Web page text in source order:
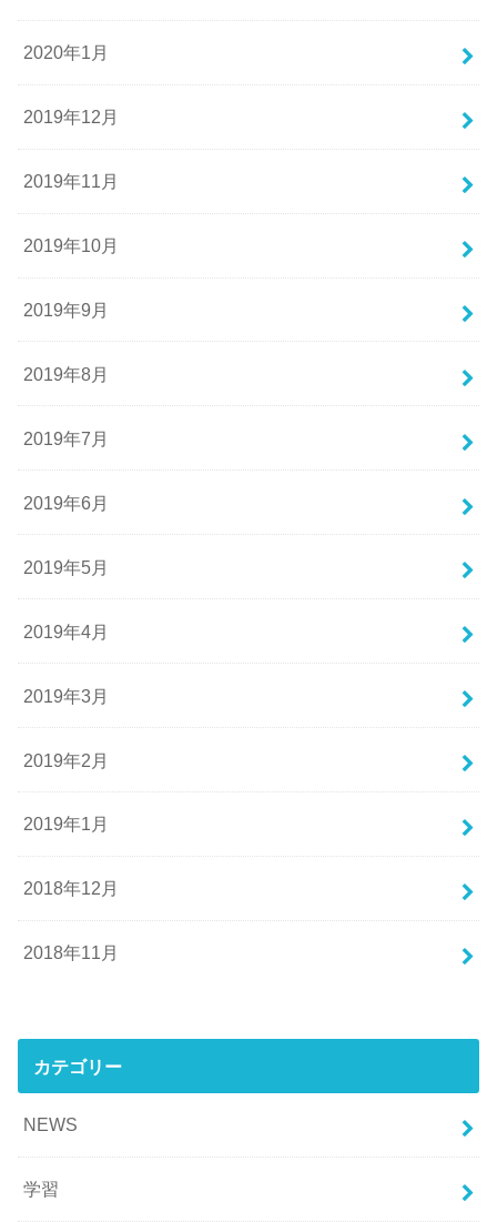
2020年1月
2019年12月
2019年11月
2019年10月
2019年9月
2019年8月
2019年7月
2019年6月
2019年5月
2019年4月
2019年3月
2019年2月
2019年1月
2018年12月
2018年11月
カテゴリー
NEWS
学習